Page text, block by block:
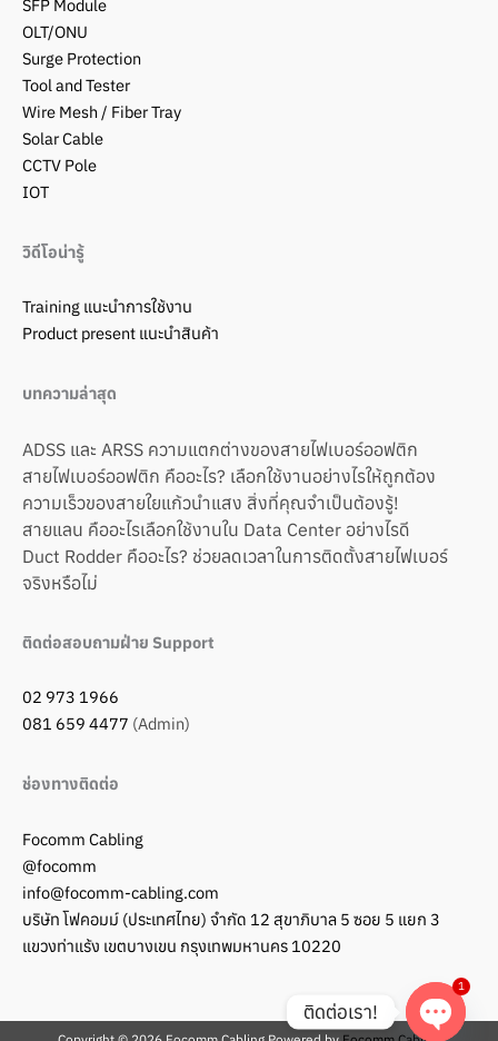
SFP Module
OLT/ONU
Surge Protection
Tool and Tester
Wire Mesh / Fiber Tray
Solar Cable
CCTV Pole
IOT
วิดีโอน่ารู้
Training แนะนำการใช้งาน
Product present แนะนำสินค้า
บทความล่าสุด
ADSS และ ARSS ความแตกต่างของสายไฟเบอร์ออฟติก
สายไฟเบอร์ออฟติก คืออะไร? เลือกใช้งานอย่างไรให้ถูกต้อง
ความเร็วของสายใยแก้วนำแสง สิ่งที่คุณจำเป็นต้องรู้!
สายแลน คืออะไรเลือกใช้งานใน Data Center อย่างไรดี
Duct Rodder คืออะไร? ช่วยลดเวลาในการติดตั้งสายไฟเบอร์
จริงหรือไม่
ติดต่อสอบถามฝ่าย Support
02 973 1966
081 659 4477 (Admin)
ช่องทางติดต่อ
Focomm Cabling
@focomm
info@focomm-cabling.com
บริษัท โฟคอมม์ (ประเทศไทย) จำกัด 12 สุขาภิบาล 5 ซอย 5 แยก 3
แขวงท่าแร้ง เขตบางเขน กรุงเทพมหานคร 10220
ติดต่อเรา!
1